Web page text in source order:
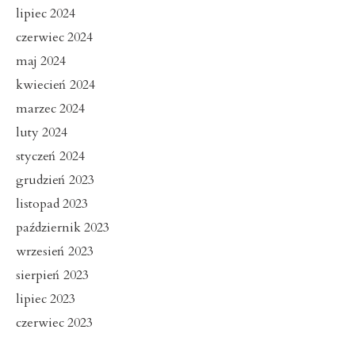
lipiec 2024
czerwiec 2024
maj 2024
kwiecień 2024
marzec 2024
luty 2024
styczeń 2024
grudzień 2023
listopad 2023
październik 2023
wrzesień 2023
sierpień 2023
lipiec 2023
czerwiec 2023